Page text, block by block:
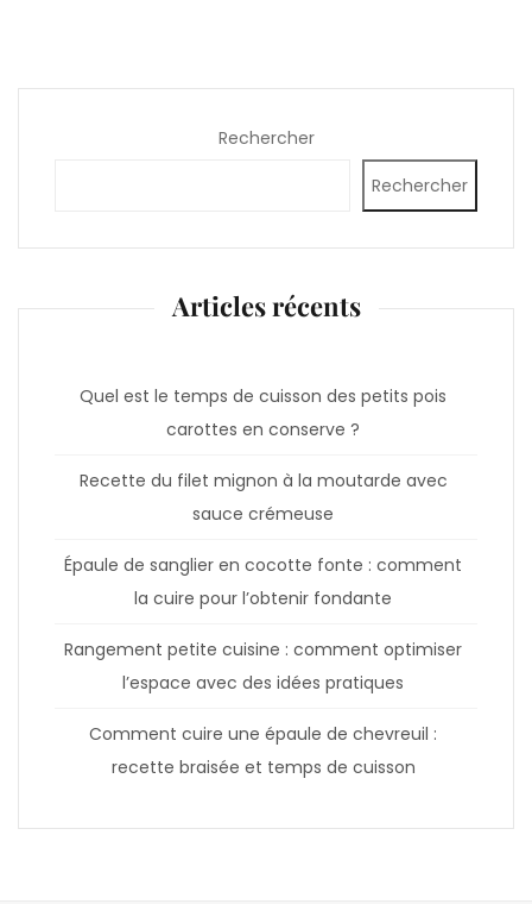
Rechercher
Rechercher
Articles récents
Quel est le temps de cuisson des petits pois
carottes en conserve ?
Recette du filet mignon à la moutarde avec
sauce crémeuse
Épaule de sanglier en cocotte fonte : comment
la cuire pour l’obtenir fondante
Rangement petite cuisine : comment optimiser
l’espace avec des idées pratiques
Comment cuire une épaule de chevreuil :
recette braisée et temps de cuisson